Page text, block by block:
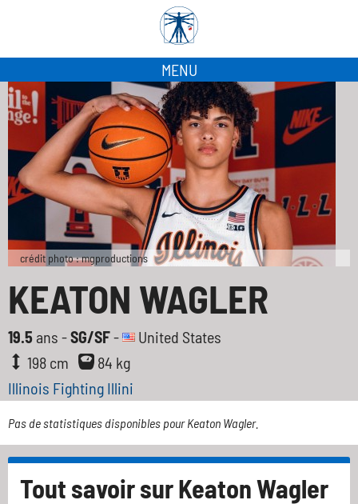
MENU
crédit photo : mgproductions
KEATON WAGLER
19.5 ans -SG/SF-
United States
198 cm
84 kg
Illinois Fighting Illini
Pas de statistiques disponibles pour Keaton Wagler.
Tout savoir surKeaton Wagler